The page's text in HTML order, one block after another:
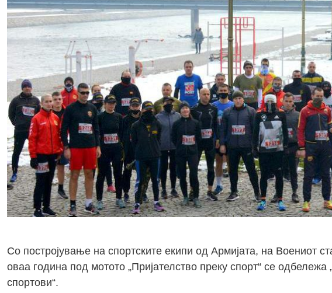
Со постројување на спортските екипи од Армијата, на Воениот
оваа година под мотото „Пријателство преку спорт“ се
спортови“.